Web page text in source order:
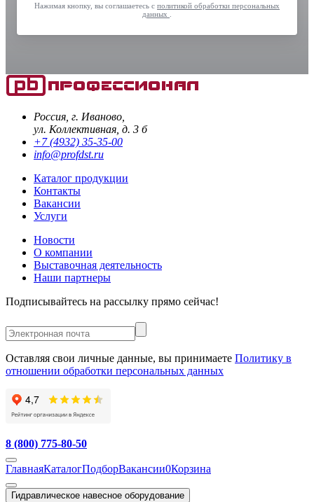
Нажимая кнопку, вы соглашаетесь с политикой обработки персональных
данных
Россия, г. Иваново,
ул. Коллективная, д. 3 б
+7 (4932) 35-35-00
info@profdst.ru
Каталог продукции
Контакты
Вакансии
Услуги
Новости
О компании
Выставочная деятельность
Наши партнеры
Подписывайтесь на рассылку прямо сейчас!
Оставляя свои личные данные, вы принимаете Политику в
отношении обработки персональных данных
8 (800) 775-80-50
ГлавнаяКаталогПодборВакансии0Корзина
Гидравлическое навесное оборудование